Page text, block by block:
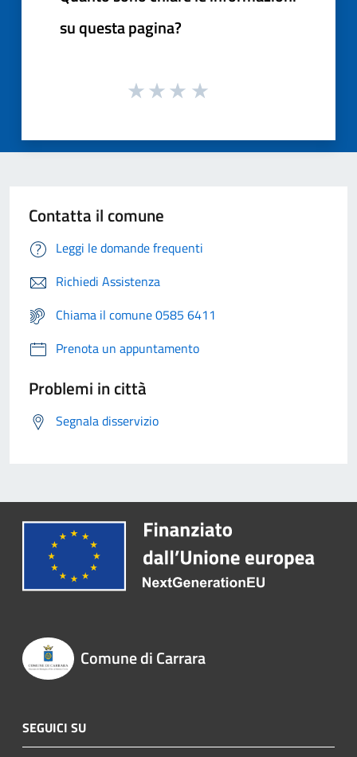
su questa pagina?
Contatta il comune
Leggi le domande frequenti
Richiedi Assistenza
Chiama il comune 0585 6411
Prenota un appuntamento
Problemi in città
Segnala disservizio
Comune di Carrara
SEGUICI SU